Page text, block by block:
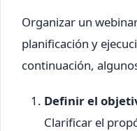
Organizar un
planificación y
continuación,
Definir el
Clarificar el